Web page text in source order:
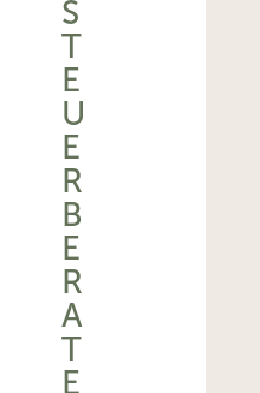
S
T
E
U
E
R
B
E
R
A
T
E